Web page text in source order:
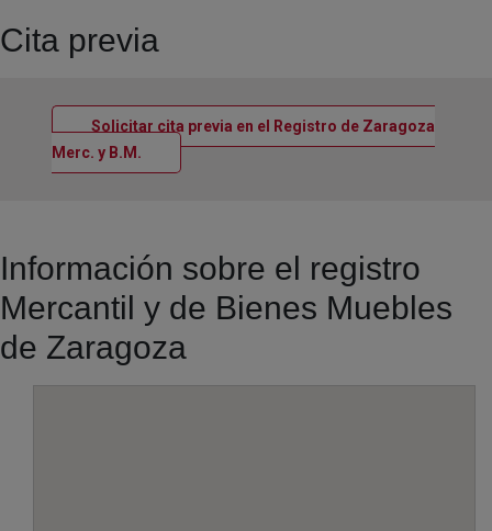
Cita previa
Solicitar cita previa en el Registro de Zaragoza
Merc. y B.M. Ventana nueva
Información sobre el registro
Mercantil y de Bienes Muebles
de Zaragoza